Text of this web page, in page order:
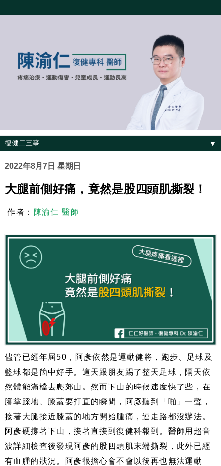
▼
2022年8月7日 星期日
大腿前側好痛，竟然是股四頭肌撕裂！
作者： 陳渝仁 醫師
儘管已經年屆50，阿彥依然是運動健將，跑步、足球及
籃球都是箇中好手。這天跟朋友踢了整天足球，隔天依
然體能滿檔去爬郊山。然而下山的時候速度快了些，在
腳掌踩地、膝蓋要打直的瞬間，阿彥聽到「啪」一聲，
接著大腿接近膝蓋的地方開始腫痛，連走路都沒辦法。
阿彥硬撐著下山，接著直接到復健科報到。醫師用超音
波詳細檢查後發現阿彥的股四頭肌末端撕裂，此外已經
有血腫的狀況。阿彥很擔心會不會以後再也無法運動